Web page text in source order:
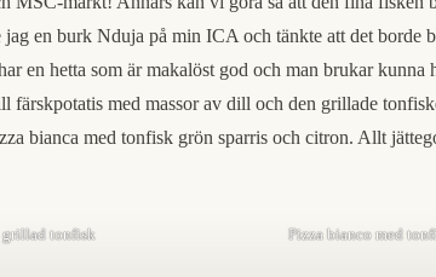
en burk Nduja på min ICA och tänkte att det borde
hetta som är makalöst god och man brukar kunna
färskpotatis med massor av dill och den grillade
bianca med tonfisk grön sparris och citron. Allt
grillad tonfisk Pizza bianco med